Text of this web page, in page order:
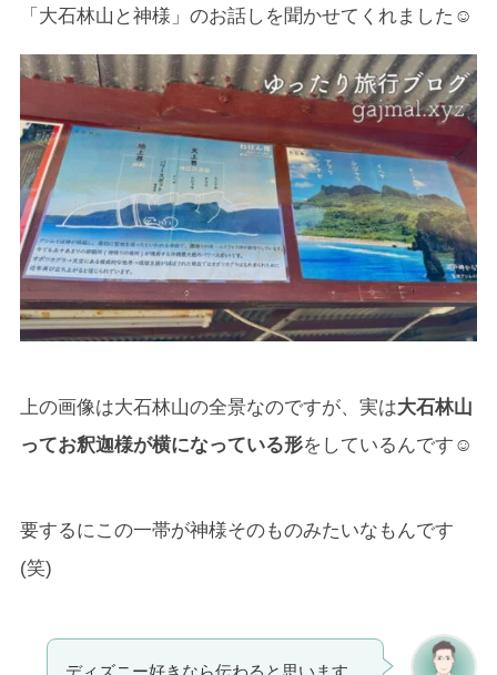
「大石林山と神様」のお話しを聞かせてくれました☺
上の画像は大石林山の全景なのですが、実は大石林山
ってお釈迦様が横になっている形をしているんです☺
要するにこの一帯が神様そのものみたいなもんです
(笑)